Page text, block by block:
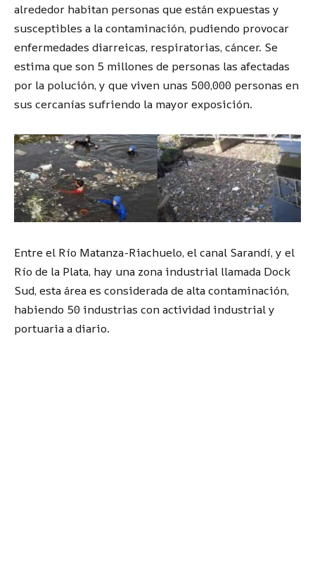
alrededor habitan personas que están expuestas y
susceptibles a la contaminación, pudiendo provocar
enfermedades diarreicas, respiratorias, cáncer. Se
estima que son 5 millones de personas las afectadas
por la polución, y que viven unas 500,000 personas en
sus cercanías sufriendo la mayor exposición.
Entre el Río Matanza-Riachuelo, el canal Sarandí, y el
Río de la Plata, hay una zona industrial llamada Dock
Sud, esta área es considerada de alta contaminación,
habiendo 50 industrias con actividad industrial y
portuaria a diario.